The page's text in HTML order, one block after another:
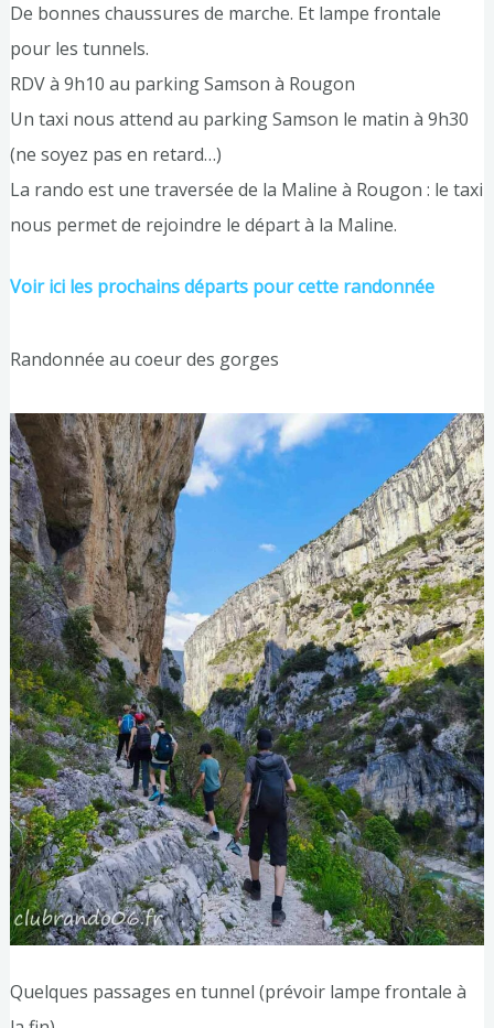
De bonnes chaussures de marche. Et lampe frontale
pour les tunnels.
RDV à 9h10 au parking Samson à Rougon
Un taxi nous attend au parking Samson le matin à 9h30
(ne soyez pas en retard…)
La rando est une traversée de la Maline à Rougon : le taxi
nous permet de rejoindre le départ à la Maline.
Voir ici les prochains départs pour cette randonnée
Randonnée au coeur des gorges
Quelques passages en tunnel (prévoir lampe frontale à